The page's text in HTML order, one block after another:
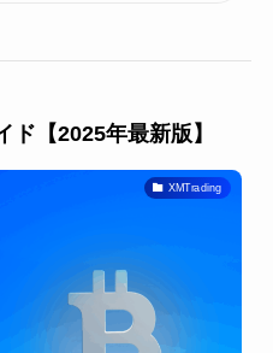
【2025年最新版】
XMTrading